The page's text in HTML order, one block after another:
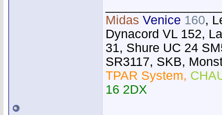
Midas Venice 160,
Dynacord VL 152,
31, Shure UC 24
SR3117, SKB,
TPAR System,
16 2DX